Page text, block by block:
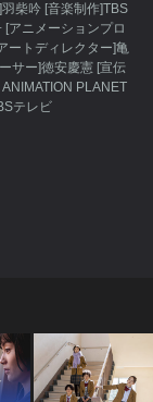
柴吟 [音楽制作]TBS
アニメーションプロ
ートディレクター]亀
サー]徳安慶憲 [宣伝
PLANET
テレビ